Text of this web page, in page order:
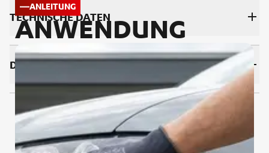
TECH­NI­SCHE DA­TEN
DOWNLOADS
ANLEITUNG
ANWENDUNG